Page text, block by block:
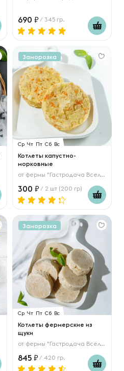
690 / 345 гр.
Заморозка
Ср Чт Пт Сб Вс
Котлеты капустно-
морковные
от фермы "Гастродача Вселуг"
300 / 2 шт (200 гр)
Заморозка
Ср Чт Пт Сб Вс
Котлеты фермерские из
щуки
от фермы "Гастродача Вселуг"
845 / 420 гр.